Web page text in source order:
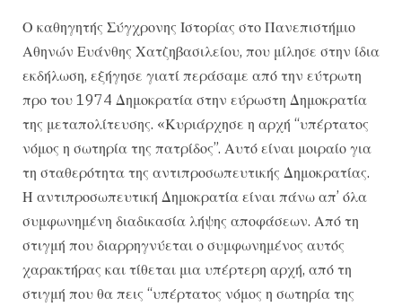
Ο καθηγητής Σύγχρονης Ιστορίας στο Πανεπιστήμιο
Αθηνών Ευάνθης Χατζηβασιλείου, που μίλησε στην ίδια
εκδήλωση, εξήγησε γιατί περάσαμε από την εύτρωτη
προ του 1974 Δημοκρατία στην εύρωστη Δημοκρατία
της μεταπολίτευσης. «Κυριάρχησε η αρχή “υπέρτατος
νόμος η σωτηρία της πατρίδος”. Αυτό είναι μοιραίο για
τη σταθερότητα της αντιπροσωπευτικής Δημοκρατίας.
Η αντιπροσωπευτική Δημοκρατία είναι πάνω απ’ όλα
συμφωνημένη διαδικασία λήψης αποφάσεων. Από τη
στιγμή που διαρρηγνύεται ο συμφωνημένος αυτός
χαρακτήρας και τίθεται μια υπέρτερη αρχή, από τη
στιγμή που θα πεις “υπέρτατος νόμος η σωτηρία της